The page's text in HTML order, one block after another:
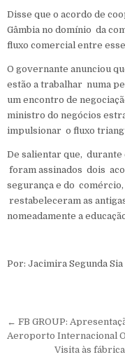
‎Disse que o acordo de
Gâmbia no domínio da
fluxo comercial entre
‎O governante anunciou
estão a trabalhar numa
um encontro de
ministro do negócios
impulsionar o fluxo
‎De salientar que, durante
foram assinados dois
segurança e do
restabeleceram as
nomeadamente a
‎Por: Jacimira Segunda Sia
Navegação
← FB GROUP:
Aeroporto Internacional
Visita às